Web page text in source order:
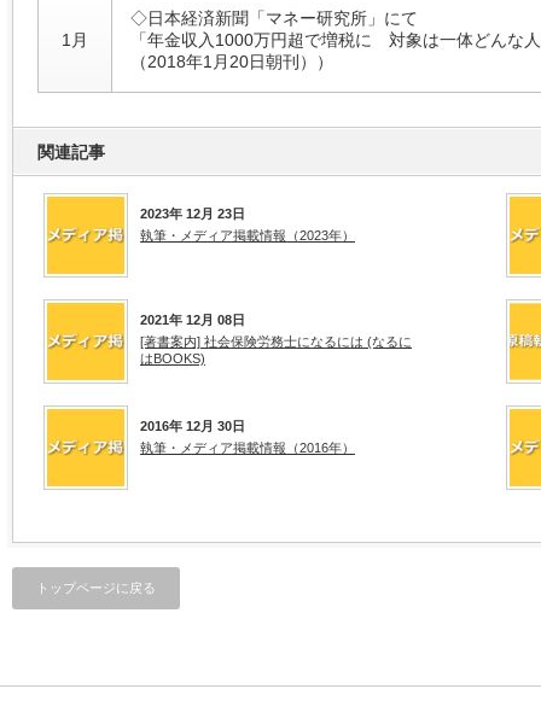
1月
◇日本経済新聞「マネー研究所」にて
「年金収入1000万円超で増税に 対象は一体どんな
（2018年1月20日朝刊））
関連記事
2023年 12月 23日
執筆・メディア掲載情報（2023年）
2021年 12月 08日
[著書案内] 社会保険労務士になるには (なるに
はBOOKS)
2016年 12月 30日
執筆・メディア掲載情報（2016年）
トップページに戻る